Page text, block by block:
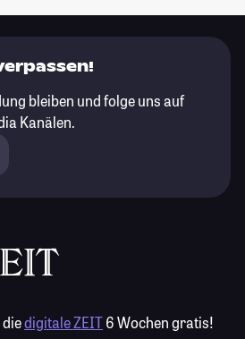
bleiben und folge uns auf
Kanälen.
diedigitale ZEIT6 Wochen gratis!